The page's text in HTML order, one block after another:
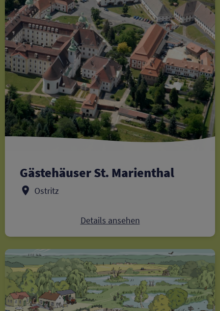
Gästehäuser St. Marienthal
Ostritz
Details ansehen